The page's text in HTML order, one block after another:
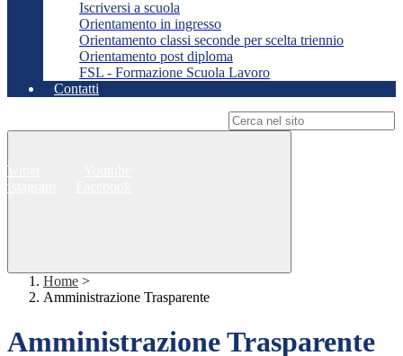
Iscriversi a scuola
Orientamento in ingresso
Orientamento classi seconde per scelta triennio
Orientamento post diploma
FSL - Formazione Scuola Lavoro
Contatti
Twitter
Instagram
Home >
Amministrazione Trasparente
Amministrazione Trasparente